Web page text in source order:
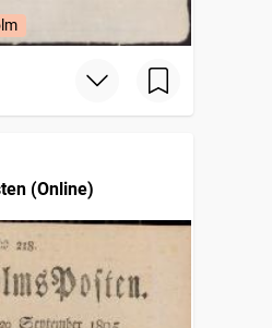
(Online)